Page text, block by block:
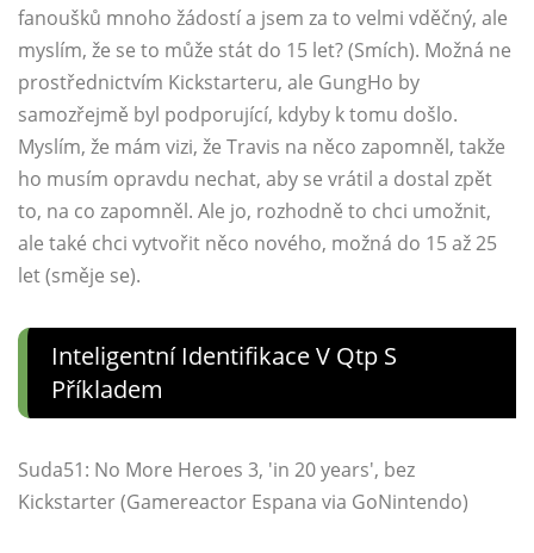
fanoušků mnoho žádostí a jsem za to velmi vděčný, ale
myslím, že se to může stát do 15 let? (Smích). Možná ne
prostřednictvím Kickstarteru, ale GungHo by
samozřejmě byl podporující, kdyby k tomu došlo.
Myslím, že mám vizi, že Travis na něco zapomněl, takže
ho musím opravdu nechat, aby se vrátil a dostal zpět
to, na co zapomněl. Ale jo, rozhodně to chci umožnit,
ale také chci vytvořit něco nového, možná do 15 až 25
let (směje se).
Inteligentní Identifikace V Qtp S
Příkladem
Suda51: No More Heroes 3, 'in 20 years', bez
Kickstarter (Gamereactor Espana via GoNintendo)